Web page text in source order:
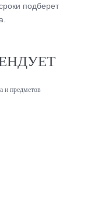
подберет
и предметов